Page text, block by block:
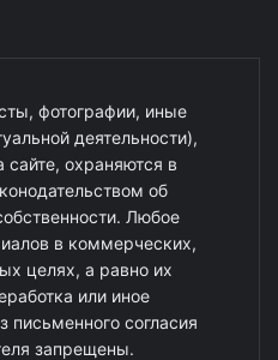
фотографии, иные
деятельности),
сайте, охраняются в
об
Любое
в коммерческих,
целях, а равно их
или иное
письменного согласия
запрещены.